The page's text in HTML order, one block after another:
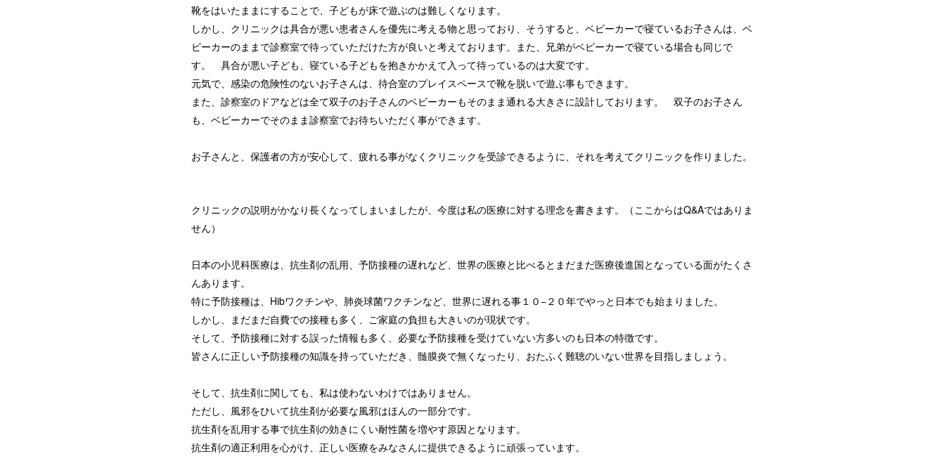
靴をはいたままにすることで、子どもが床で遊ぶのは難しくなります。
しかし、クリニックは具合が悪い患者さんを優先に考える物と思っており、そうすると、ベビーカーで寝ているお子さんは、ベ
ビーカーのままで診察室で待っていただけた方が良いと考えております。また、兄弟がベビーカーで寝ている場合も同じで
す。 具合が悪い子ども、寝ている子どもを抱きかかえて入って待っているのは大変です。
元気で、感染の危険性のないお子さんは、待合室のプレイスペースで靴を脱いで遊ぶ事もできます。
また、診察室のドアなどは全て双子のお子さんのベビーカーもそのまま通れる大きさに設計しております。 双子のお子さん
も、ベビーカーでそのまま診察室でお待ちいただく事ができます。
お子さんと、保護者の方が安心して、疲れる事がなくクリニックを受診できるように、それを考えてクリニックを作りました。
クリニックの説明がかなり長くなってしまいましたが、今度は私の医療に対する理念を書きます。（ここからはQ&Aではありま
せん）
日本の小児科医療は、抗生剤の乱用、予防接種の遅れなど、世界の医療と比べるとまだまだ医療後進国となっている面がたくさ
んあります。
特に予防接種は、Hibワクチンや、肺炎球菌ワクチンなど、世界に遅れる事１０−２０年でやっと日本でも始まりました。
しかし、まだまだ自費での接種も多く、ご家庭の負担も大きいのが現状です。
そして、予防接種に対する誤った情報も多く、必要な予防接種を受けていない方多いのも日本の特徴です。
皆さんに正しい予防接種の知識を持っていただき、髄膜炎で無くなったり、おたふく難聴のいない世界を目指しましょう。
そして、抗生剤に関しても、私は使わないわけではありません。
ただし、風邪をひいて抗生剤が必要な風邪はほんの一部分です。
抗生剤を乱用する事で抗生剤の効きにくい耐性菌を増やす原因となります。
抗生剤の適正利用を心がけ、正しい医療をみなさんに提供できるように頑張っています。